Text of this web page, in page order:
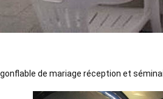
de mariage réception et